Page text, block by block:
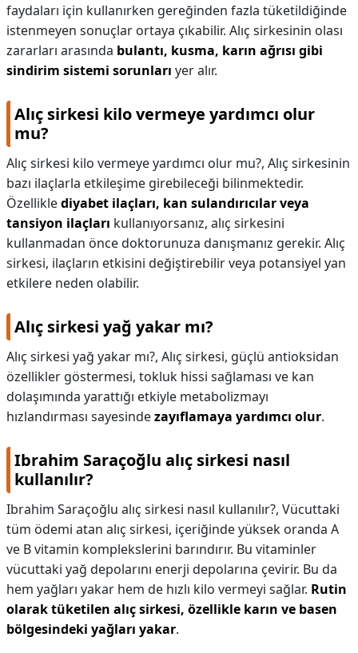
faydaları için kullanırken gereğinden fazla tüketildiğinde
istenmeyen sonuçlar ortaya çıkabilir. Alıç sirkesinin olası
zararları arasında bulantı, kusma, karın ağrısı gibi
sindirim sistemi sorunları yer alır.
Alıç sirkesi kilo vermeye yardımcı olur
mu?
Alıç sirkesi kilo vermeye yardımcı olur mu?, Alıç sirkesinin
bazı ilaçlarla etkileşime girebileceği bilinmektedir.
Özelliklediyabet ilaçları, kan sulandırıcılar veya
tansiyon ilaçları kullanıyorsanız, alıç sirkesini
kullanmadan önce doktorunuza danışmanız gerekir. Alıç
sirkesi, ilaçların etkisini değiştirebilir veya potansiyel yan
etkilere neden olabilir.
Alıç sirkesi yağ yakar mı?
Alıç sirkesi yağ yakar mı?, Alıç sirkesi, güçlü antioksidan
özellikler göstermesi, tokluk hissi sağlaması ve kan
dolaşımında yarattığı etkiyle metabolizmayı
hızlandırması sayesindezayıflamaya yardımcı olur.
Ibrahim Saraçoğlu alıç sirkesi nasıl
kullanılır?
Ibrahim Saraçoğlu alıç sirkesi nasıl kullanılır?, Vücuttaki
tüm ödemi atan alıç sirkesi, içeriğinde yüksek oranda A
ve B vitamin komplekslerini barındırır. Bu vitaminler
vücuttaki yağ depolarını enerji depolarına çevirir. Bu da
hem yağları yakar hem de hızlı kilo vermeyi sağlar. Rutin
olarak tüketilen alıç sirkesi, özellikle karın ve basen
bölgesindeki yağları yakar.